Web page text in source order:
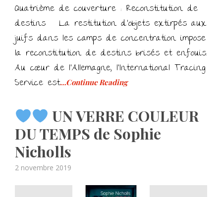
Quatrième de couverture : Reconstitution de
destins La restitution d’objets extirpés aux
juifs dans les camps de concentration impose
la reconstitution de destins brisés et enfouis.
Au cœur de l’Allemagne, l’International Tracing
Service est…Continue Reading
UN VERRE COULEUR
DU TEMPS de Sophie
Nicholls
Posted
2 novembre 2019